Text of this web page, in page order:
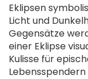
Eklipsen
Licht und
Gegensätze
einer Eklipse
Kulisse für